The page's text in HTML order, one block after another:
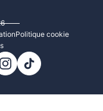
Politique cookie